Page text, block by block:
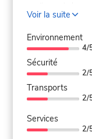
qui n’a même
Côté
le défilé et le
celui du 15
La commune
partout… et
une impression
Voir la suite
Environnement
4/
Sécurité
2/
Transports
2/
Services
2/